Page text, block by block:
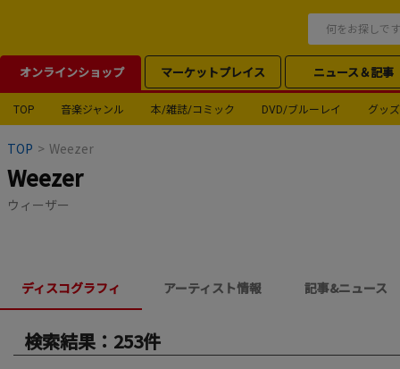
オンラインショップ マーケットプレイス ニュース＆記事
TOP 音楽ジャンル 本/雑誌/コミック DVD/ブルーレイ グッズ
TOP > Weezer
Weezer
ウィーザー
ディスコグラフィ アーティスト情報 記事&ニュース
検索結果：253件